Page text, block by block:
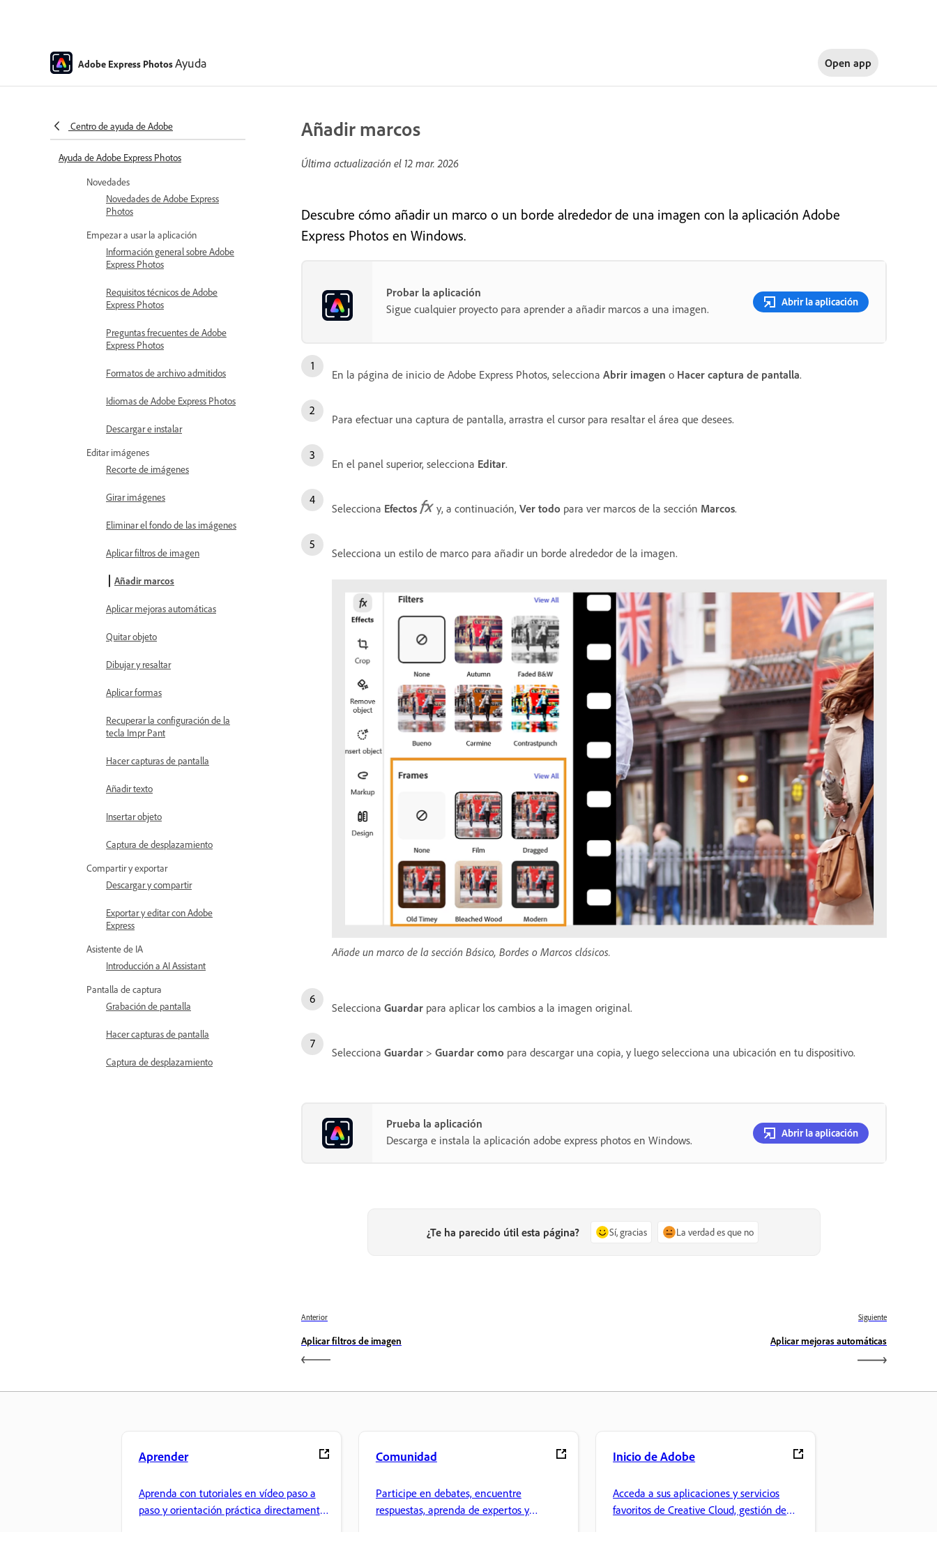
Adobe Express PhotosAyuda Open app
Centro de ayuda de Adobe
Ayuda de Adobe Express Photos
Novedades
Novedades de Adobe Express
Photos
Empezar a usar la aplicación
Información general sobre Adobe
Express Photos
Requisitos técnicos de Adobe
Express Photos
Preguntas frecuentes de Adobe
Express Photos
Formatos de archivo admitidos
Idiomas de Adobe Express Photos
Descargar e instalar
Editar imágenes
Recorte de imágenes
Girar imágenes
Eliminar el fondo de las imágenes
Aplicar filtros de imagen
Añadir marcos
Aplicar mejoras automáticas
Quitar objeto
Dibujar y resaltar
Aplicar formas
Recuperar la configuración de la
tecla Impr Pant
Hacer capturas de pantalla
Añadir texto
Insertar objeto
Captura de desplazamiento
Compartir y exportar
Descargar y compartir
Exportar y editar con Adobe
Express
Asistente de IA
Introducción a AI Assistant
Pantalla de captura
Grabación de pantalla
Hacer capturas de pantalla
Captura de desplazamiento
Añadir marcos
Última actualización el 12 mar. 2026
Descubre cómo añadir un marco o un borde alrededor de una imagen con la aplicación Adobe
Express Photos en Windows.
Probar la aplicación
Sigue cualquier proyecto para aprender a añadir marcos a una imagen.
Abrir la aplicación
En la página de inicio de Adobe Express Photos, selecciona Abrir imagen o Hacer captura de pantalla.
Para efectuar una captura de pantalla, arrastra el cursor para resaltar el área que desees.
En el panel superior, selecciona Editar.
Selecciona Efectos y, a continuación, Ver todo para ver marcos de la sección Marcos.
Selecciona un estilo de marco para añadir un borde alrededor de la imagen.
Añade un marco de la sección Básico, Bordes o Marcos clásicos.
Selecciona Guardar para aplicar los cambios a la imagen original.
Selecciona Guardar > Guardar como para descargar una copia, y luego selecciona una ubicación en tu dispositivo.
Prueba la aplicación
Descarga e instala la aplicación adobe express photos en Windows.
Abrir la aplicación
¿Te ha parecido útil esta página? Sí, gracias La verdad es que no
Anterior
Aplicar filtros de imagen
Siguiente
Aplicar mejoras automáticas
Aprender
Aprenda con tutoriales en vídeo paso a
paso y orientación práctica directamente
Comunidad
Participe en debates, encuentre
respuestas, aprenda de expertos y
Inicio de Adobe
Acceda a sus aplicaciones y servicios
favoritos de Creative Cloud, gestión de